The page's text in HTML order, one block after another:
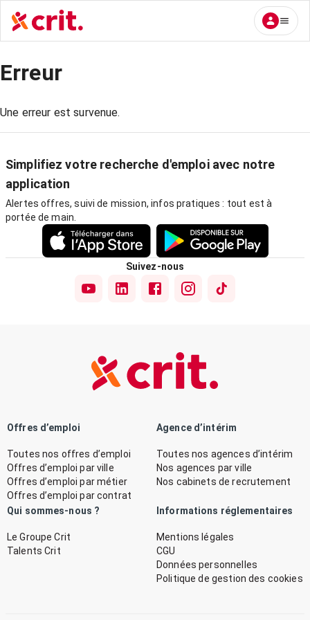
Erreur
Une erreur est survenue.
Simplifiez votre recherche d'emploi avec notre
application
Alertes offres, suivi de mission, infos pratiques : tout est à
portée de main.
Suivez-nous
Offres d’emploi
Toutes nos offres d’emploi
Offres d’emploi par ville
Offres d’emploi par métier
Offres d’emploi par contrat
Agence d’intérim
Toutes nos agences d’intérim
Nos agences par ville
Nos cabinets de recrutement
Qui sommes-nous ?
Le Groupe Crit
Talents Crit
Informations réglementaires
Mentions légales
CGU
Données personnelles
Politique de gestion des cookies